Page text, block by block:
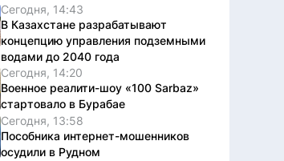
Сегодня, 14:43
В Казахстане разрабатывают
концепцию управления подземными
водами до 2040 года
Сегодня, 14:20
Военное реалити-шоу «100 Sarbaz»
стартовало в Бурабае
Сегодня, 13:58
Пособника интернет-мошенников
осудили в Рудном